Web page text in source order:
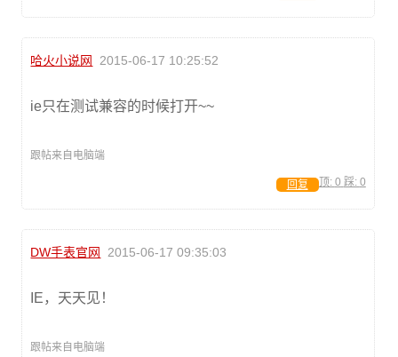
哈火小说网 2015-06-17 10:25:52
ie只在测试兼容的时候打开~~
跟帖来自电脑端
顶: 0 踩: 0
回复
DW手表官网 2015-06-17 09:35:03
IE，天天见！
跟帖来自电脑端